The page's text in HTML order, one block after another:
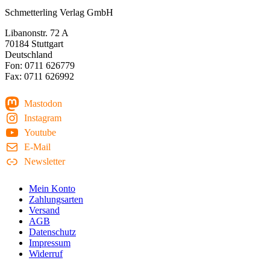
Schmetterling Verlag GmbH
Libanonstr. 72 A
70184 Stuttgart
Deutschland
Fon: 0711 626779
Fax: 0711 626992
Mastodon
Instagram
Youtube
E-Mail
Newsletter
Mein Konto
Zahlungsarten
Versand
AGB
Datenschutz
Impressum
Widerruf